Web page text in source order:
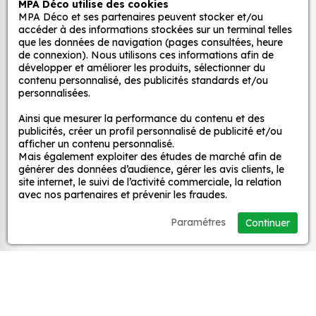
adaptez la décoration d’une pièce, d’une voiture,
d’un meuble, d’une porte et de toute autre surface,
et ce, à moindre coût et sans effort.
Quels sont les avantages de nos stickers
décoration ?
nos Sticker Drapeau Blason Nord-pas-de-
Calais sont disponibles dans une large gamme
de motifs et de couleurs, ce qui vous permet de
trouver le sticker parfait pour votre décoration.
Une installation facile : nos stickers sont faciles
les décoller de leur support et de les coller sur
la surface souhaitée. Vous pouvez vous aider
Autocollants pour véhicules et stickers
décoratifs
MPA Déco
Nos services
Nos sites
Mon Compte
MPA Déco utilise des cookies
MPA Déco et ses partenaires peuvent stocker et/ou
accéder à des informations stockées sur un terminal telles
que les données de navigation (pages consultées, heure
de connexion). Nous utilisons ces informations afin de
développer et améliorer les produits, sélectionner du
contenu personnalisé, des publicités standards et/ou
personnalisées.
Ainsi que mesurer la performance du contenu et des
publicités, créer un profil personnalisé de publicité et/ou
afficher un contenu personnalisé.
Mais également exploiter des études de marché afin de
générer des données d’audience, gérer les avis clients, le
site internet, le suivi de l’activité commerciale, la relation
avec nos partenaires et prévenir les fraudes.
Continuer
Paramétres